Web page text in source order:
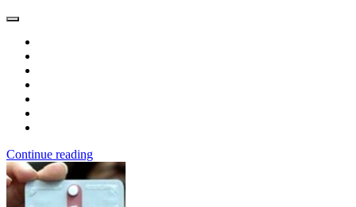
Continue reading